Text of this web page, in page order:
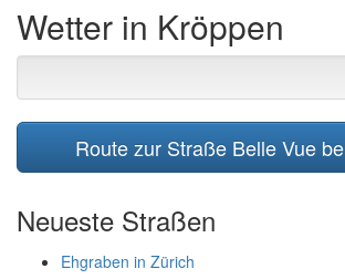
Wetter in Kröppen
Route zur Straße Belle Vue
Neueste Straßen
Ehgraben in Zürich